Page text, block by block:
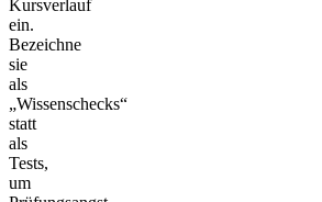
Kursverlauf
ein.
Bezeichne
sie
als
„Wissenschecks“
statt
als
Tests,
um